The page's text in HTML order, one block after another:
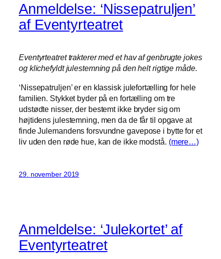
Anmeldelse: ‘Nissepatruljen’
af Eventyrteatret
Eventyrteatret trakterer med et hav af genbrugte jokes
og klichefyldt julestemning på den helt rigtige måde.
‘Nissepatruljen’ er en klassisk julefortælling for hele
familien. Stykket byder på en fortælling om tre
udstødte nisser, der bestemt ikke bryder sig om
højtidens julestemning, men da de får til opgave at
finde Julemandens forsvundne gavepose i bytte for et
liv uden den røde hue, kan de ikke modstå. (mere…)
29. november 2019
Anmeldelse: ‘Julekortet’ af
Eventyrteatret